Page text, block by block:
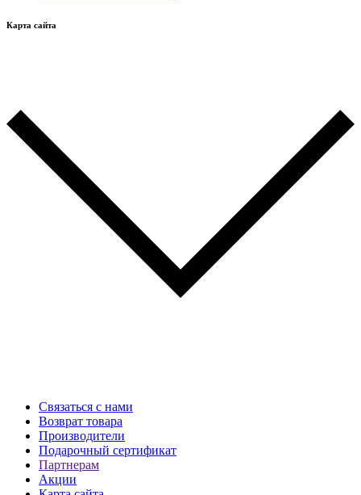
Карта сайта
Связаться с нами
Возврат товара
Производители
Подарочный сертификат
Партнерам
Акции